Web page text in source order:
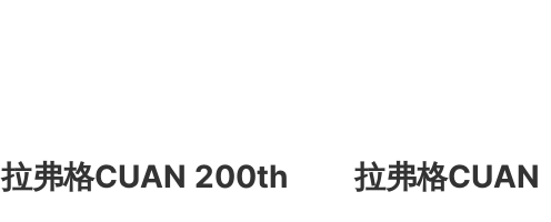
拉弗格CUAN 200th 拉弗格CUAN